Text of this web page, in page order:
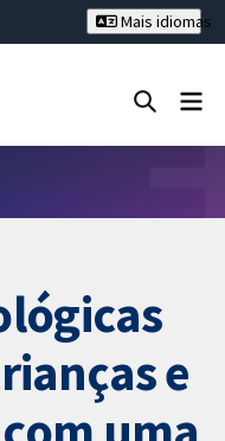
Mais idiomas
e